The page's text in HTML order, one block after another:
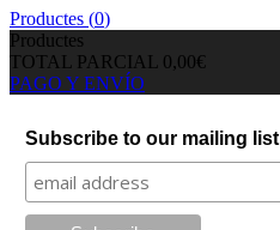
Productes (0)
Productes
TOTAL PARCIAL 0,00€
PAGO Y ENVÍO
Subscribe to our mailing list